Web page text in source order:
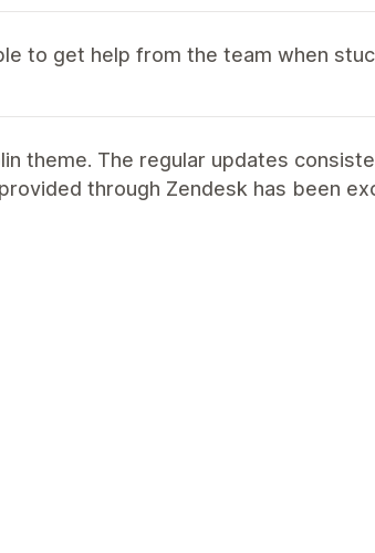
to get help from the team when
theme. The regular updates
through Zendesk has been